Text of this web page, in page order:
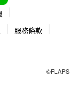
服務條款
©FLAPS